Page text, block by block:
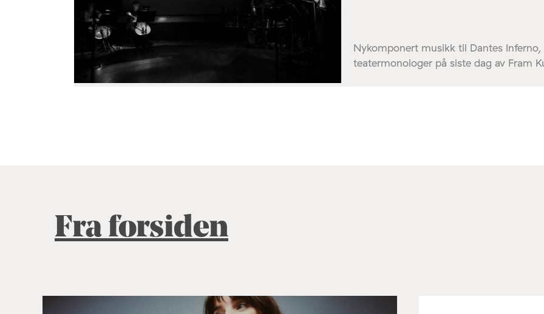
Nykomponert musikk til Dantes
teatermonologer på siste dag av Fram
Fra forsiden